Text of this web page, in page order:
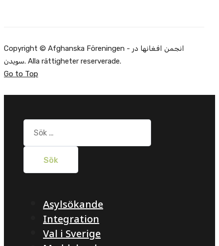
Copyright © Afghanska Föreningen - انجمن افغانها در
سویدن. Alla rättigheter reserverade.
Go to Top
Sök
efter:
Asylsökande
Integration
Val i Sverige